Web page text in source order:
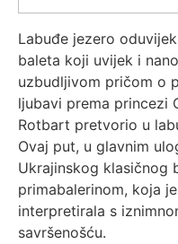
Labuđe jezero
baleta koji uvijek i
uzbudljivom pričom o
ljubavi prema princezi
Rotbart pretvorio u
Ovaj put, u glavnim
Ukrajinskog klasičnog
primabalerinom, koja
interpretirala s
savršenošću.